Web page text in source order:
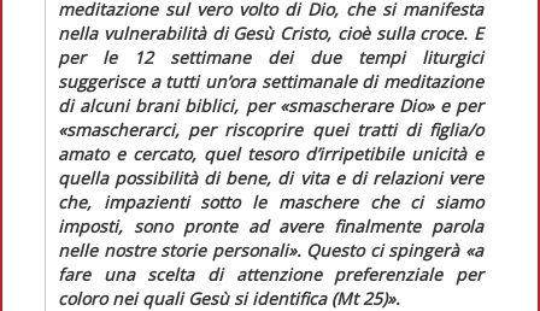
meditazione sul vero volto di Dio, che si manifesta
nella vulnerabilità di Gesù Cristo, cioè sulla croce. E
per le 12 settimane dei due tempi liturgici
suggerisce a tutti un’ora settimanale di meditazione
di alcuni brani biblici, per «smascherare Dio»e per
«smascherarci, per riscoprire quei tratti di figlia/o
amato e cercato, quel tesoro d’irripetibile unicità e
quella possibilità di bene, di vita e di relazioni vere
che, impazienti sotto le maschere che ci siamo
imposti, sono pronte ad avere finalmente parola
nelle nostre storie personali». Questo ci spingerà «a
fare una scelta di attenzione preferenziale per
coloro nei quali Gesù si identifica (Mt 25)».